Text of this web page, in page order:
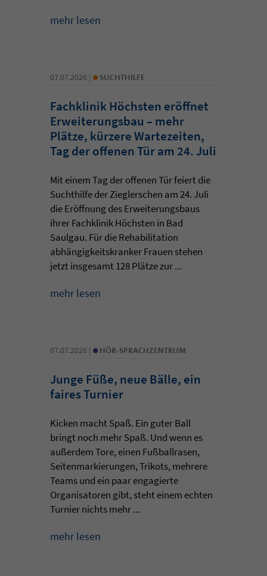
mehr lesen
07.07.2026 | • SUCHTHILFE
Fachklinik Höchsten eröffnet
Erweiterungsbau – mehr
Plätze, kürzere Wartezeiten,
Tag der offenen Tür am 24. Juli
Mit einem Tag der offenen Tür feiert die
Suchthilfe der Zieglerschen am 24. Juli
die Eröffnung des Erweiterungsbaus
ihrer Fachklinik Höchsten in Bad
Saulgau. Für die Rehabilitation
abhängigkeitskranker Frauen stehen
jetzt insgesamt 128 Plätze zur ...
mehr lesen
07.07.2026 | • HÖR-SPRACHZENTRUM
Junge Füße, neue Bälle, ein
faires Turnier
Kicken macht Spaß. Ein guter Ball
bringt noch mehr Spaß. Und wenn es
außerdem Tore, einen Fußballrasen,
Seitenmarkierungen, Trikots, mehrere
Teams und ein paar engagierte
Organisatoren gibt, steht einem echten
Turnier nichts mehr ...
mehr lesen